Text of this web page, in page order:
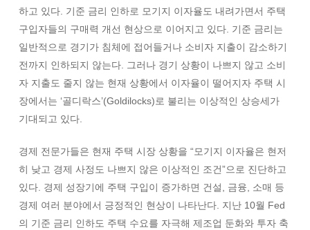
하고 있다. 기준 금리 인하로 모기지 이자율도 내려가면서 주택
구입자들의 구매력 개선 현상으로 이어지고 있다. 기준 금리는
일반적으로 경기가 침체에 접어들거나 소비자 지출이 감소하기
전까지 인하되지 않는다. 그러나 경기 상황이 나쁘지 않고 소비
자 지출도 줄지 않는 현재 상황에서 이자율이 떨어지자 주택 시
장에서는 ‘골디락스’(Goldilocks)로 불리는 이상적인 상승세가
기대되고 있다.
경제 전문가들은 현재 주택 시장 상황을 “모기지 이자율은 현저
히 낮고 경제 사정도 나쁘지 않은 이상적인 조건”으로 진단하고
있다. 경제 성장기에 주택 구입이 증가하면 건설, 금융, 소매 등
경제 여러 분야에서 긍정적인 현상이 나타난다. 지난 10월 Fed
의 기준 금리 인하도 주택 수요를 자극해 제조업 둔화와 투자 축